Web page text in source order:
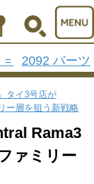
= 2092 バーツ
タイ3号店が
ー層を狙う新戦略
Rama3
ァミリー